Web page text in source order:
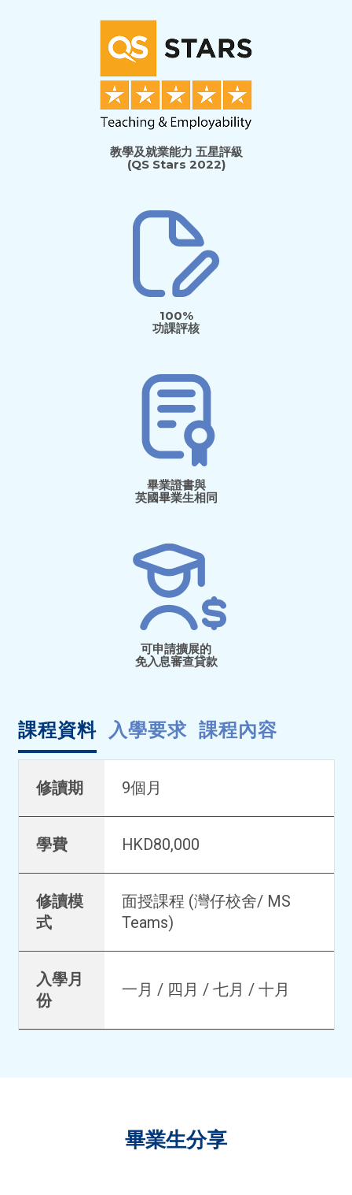
教學及就業能力 五星評級
(QS Stars 2022)
100%
功課評核
畢業證書與
英國畢業生相同
可申請擴展的
免入息審查貸款
課程資料 入學要求 課程內容
修讀期 9個月
學費 HKD80,000
修讀模
式
面授課程 (灣仔校舍/ MS
Teams)
入學月
份
一月 / 四月 / 七月 / 十月
畢業生分享